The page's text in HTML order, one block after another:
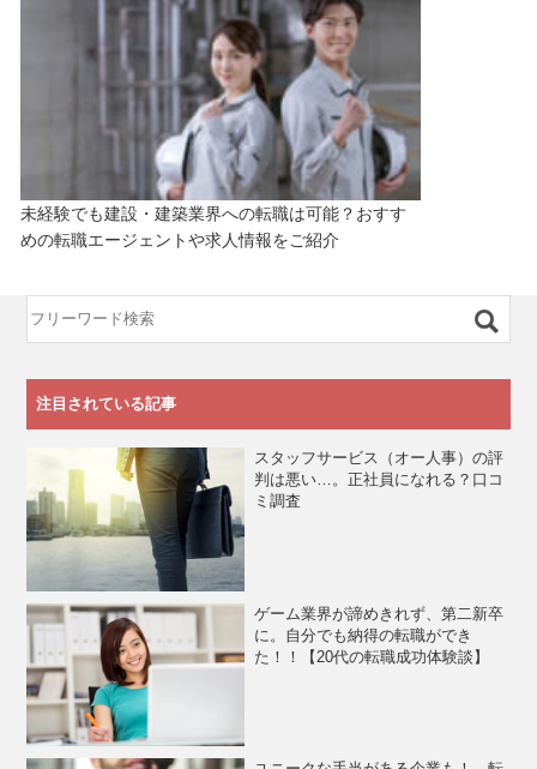
未経験でも建設・建築業界への転職は可能？おすす
めの転職エージェントや求人情報をご紹介
注目されている記事
スタッフサービス（オー人事）の評
判は悪い…。正社員になれる？口コ
ミ調査
ゲーム業界が諦めきれず、第二新卒
に。自分でも納得の転職ができ
た！！【20代の転職成功体験談】